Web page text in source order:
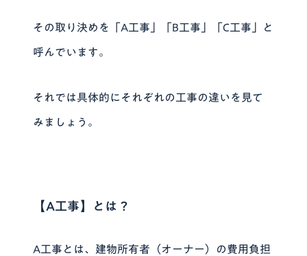
その取り決めを「A工事」「B工事」「C工事」と
呼んでいます。
それでは具体的にそれぞれの工事の違いを見て
みましょう。
【A工事】とは？
A工事とは、建物所有者（オーナー）の費用負担